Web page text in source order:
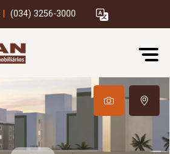
(034) 3256-3000